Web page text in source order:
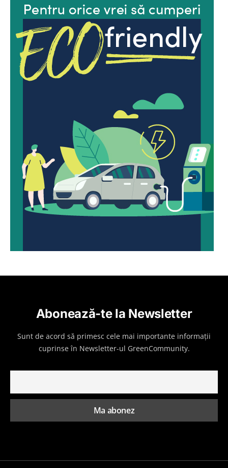
Abonează-te la Newsletter
Sunt de acord să primesc cele mai importante informații
cuprinse în Newsletter-ul GreenCommunity.